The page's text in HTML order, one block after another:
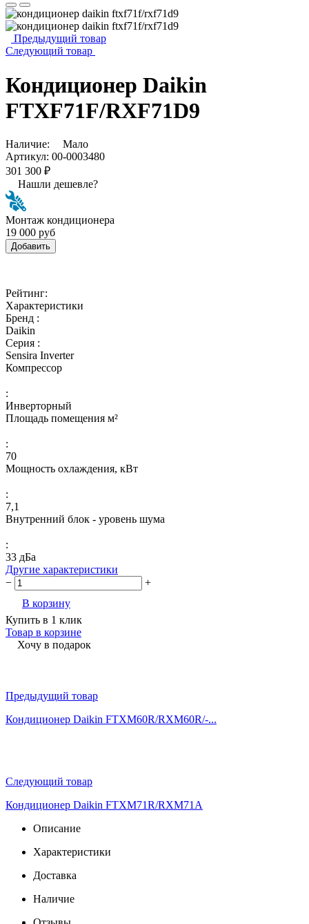
Предыдущий товар
Следующий товар
Кондиционер Daikin
FTXF71F/RXF71D9
Наличие:
Мало
Артикул: 00-0003480
301 300 ₽
Нашли дешевле?
Монтаж кондиционера
19 000 руб
Добавить
Рейтинг:
Характеристики
Бренд :
Daikin
Серия :
Sensira Inverter
Компрессор
:
Инверторный
Площадь помещения м²
:
70
Мощность охлаждения, кВт
:
7,1
Внутренний блок - уровень шума
:
33 дБа
Другие характеристики
−
+
В корзину
Купить в 1 клик
Товар в корзине
Хочу в подарок
Предыдущий товар
Кондиционер Daikin FTXM60R/RXM60R/-...
Следующий товар
Кондиционер Daikin FTXM71R/RXM71A
Описание
Характеристики
Доставка
Наличие